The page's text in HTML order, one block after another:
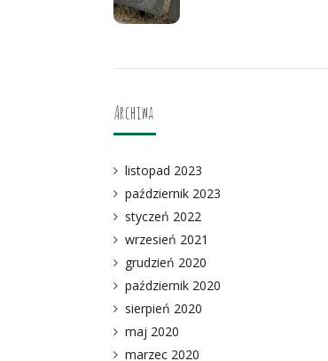
Archiwa
listopad 2023
październik 2023
styczeń 2022
wrzesień 2021
grudzień 2020
październik 2020
sierpień 2020
maj 2020
marzec 2020